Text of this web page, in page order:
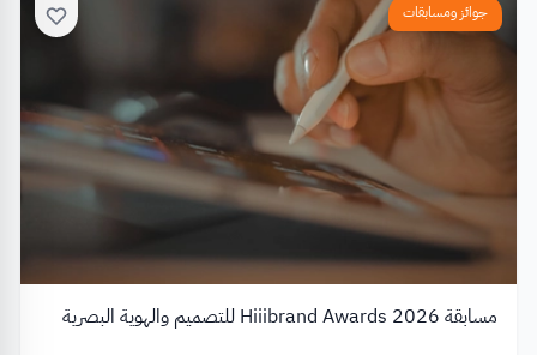
جوائز ومسابقات
مسابقة Hiiibrand Awards 2026 للتصميم والهوية البصرية